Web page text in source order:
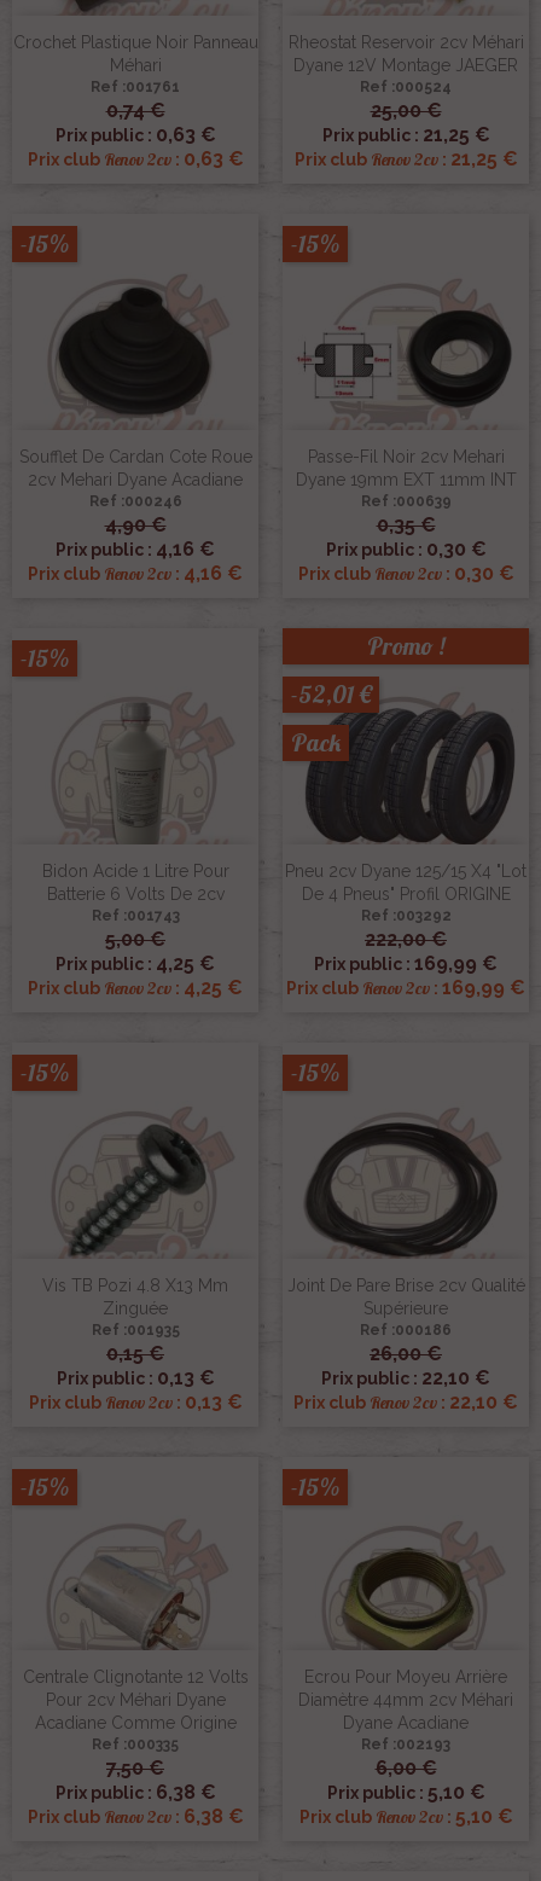
Crochet Plastique Noir Panneau
Méhari
Ref :001761
0,74 €
Prix public : 0,63 €
Prix club Renov 2cv: 0,63 €
Rheostat Reservoir 2cv Méhari
Dyane 12V Montage JAEGER
Ref :000524
25,00 €
Prix public : 21,25 €
Prix club Renov 2cv: 21,25 €
Soufflet De Cardan Cote Roue
2cv Mehari Dyane Acadiane
Ref :000246
4,90 €
Prix public : 4,16 €
Prix club Renov 2cv : 4,16 €
-15%
Passe-Fil Noir 2cv Mehari
Dyane 19mm EXT 11mm INT
Ref :000639
0,35 €
Prix public : 0,30 €
Prix club Renov 2cv: 0,30 €
-15%
Bidon Acide 1 Litre Pour
Batterie 6 Volts De 2cv
Ref :001743
5,00 €
Prix public : 4,25 €
Prix club Renov 2cv : 4,25 €
-15%
Pneu 2cv Dyane 125/15 X4 "lot
De 4 Pneus" Profil ORIGINE
Ref :003292
222,00 €
Prix public : 169,99 €
Prix club Renov 2cv : 169,99 €
Promo !
-52,01 €
Pack
Vis TB Pozi 4.8 X13 Mm
Zinguée
Ref :001935
0,15 €
Prix public : 0,13 €
Prix club Renov 2cv: 0,13 €
-15%
Joint De Pare Brise 2cv Qualité
Supérieure
Ref :000186
26,00 €
Prix public : 22,10 €
Prix club Renov 2cv : 22,10 €
-15%
Centrale Clignotante 12 Volts
Pour 2cv Méhari Dyane
Acadiane Comme Origine
Ref :000335
7,50 €
Prix public : 6,38 €
Prix club Renov 2cv: 6,38 €
-15%
Ecrou Pour Moyeu Arrière
Diamètre 44mm 2cv Méhari
Dyane Acadiane
Ref :002193
6,00 €
Prix public : 5,10 €
Prix club Renov 2cv: 5,10 €
-15%